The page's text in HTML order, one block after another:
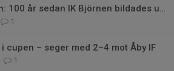
I backspegeln: 100 år sedan IK Björnen bildades ur IK Sleipner
1
cupen – seger med 2–4 mot Åby IF
1